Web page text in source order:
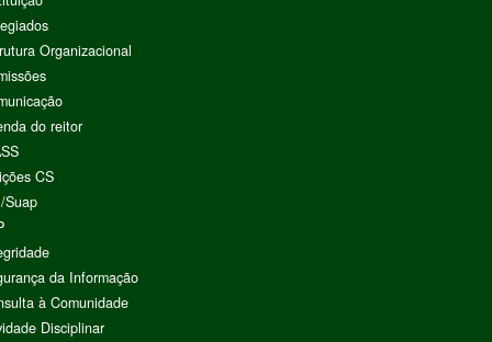
Organizacional
do reitor
CS
Suap
da Informação
à Comunidade
Disciplinar